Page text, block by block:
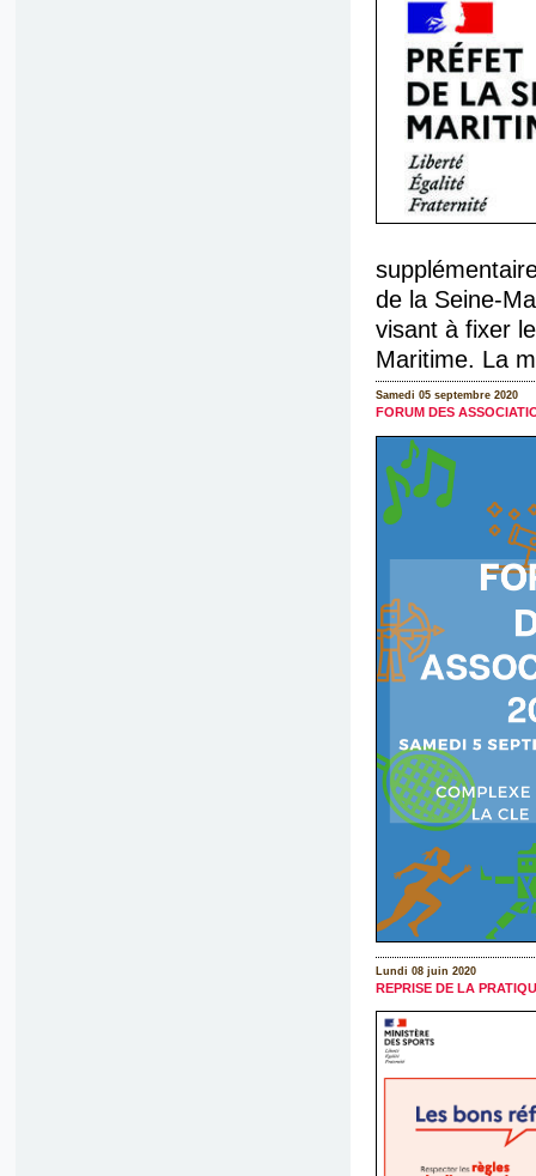
de la Seine-
visant à fixer
Maritime. La
Samedi 05 septembre 2020
FORUM DES
Lundi 08 juin 2020
REPRISE DE LA